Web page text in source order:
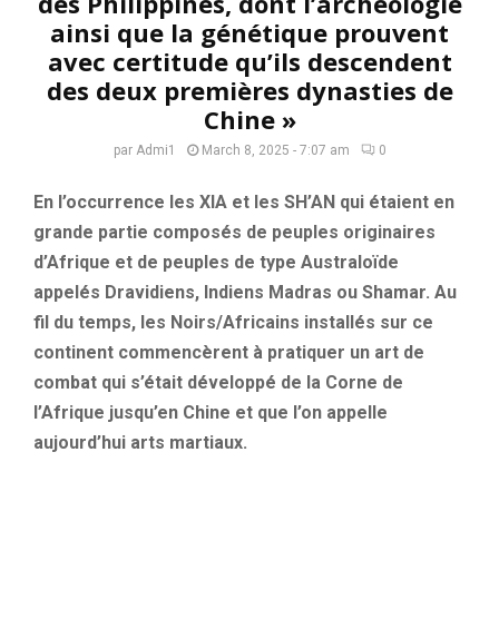
ainsi que la génétique prouvent
avec certitude qu’ils descendent
des deux premières dynasties de
Chine »
par Admi1 March 8, 2025 - 7:07 am 0
En l’occurrence les XIA et les SH’AN qui étaient en
grande partie composés de peuples originaires
d’Afrique et de peuples de type Australoïde
appelés Dravidiens, Indiens Madras ou Shamar. Au
fil du temps, les Noirs/Africains installés sur ce
continent commencèrent à pratiquer un art de
combat qui s’était développé de la Corne de
l’Afrique jusqu’en Chine et que l’on appelle
aujourd’hui arts martiaux.